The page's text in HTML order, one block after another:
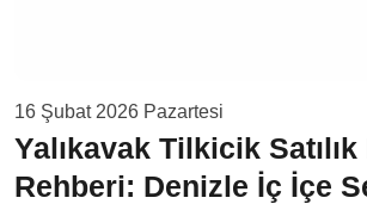
16 Şubat 2026 Pazartesi
Yalıkavak Tilkicik
Rehberi: Denizle İç İçe